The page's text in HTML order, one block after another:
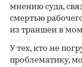
мнению суда,
смертью
из траншеи в
У тех, кто не
проблематику,